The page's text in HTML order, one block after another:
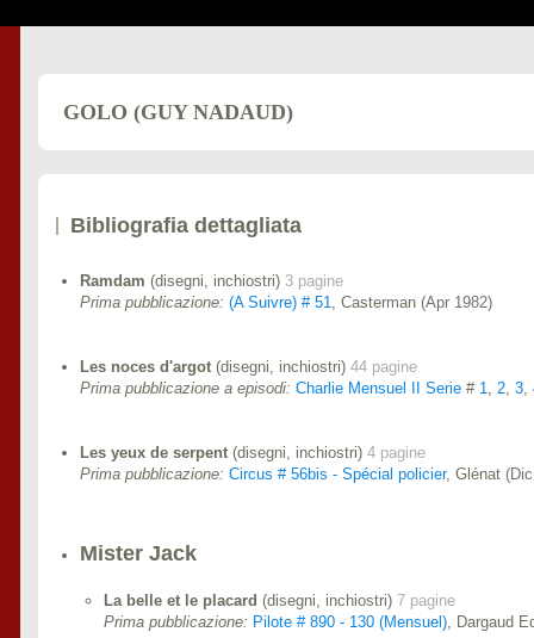
GOLO (GUY NADAUD)
Bibliografia dettagliata
Ramdam (disegni, inchiostri) 3 pagine
Prima pubblicazione:(A Suivre) # 51 , Casterman(Apr 1982)
Les noces d'argot (disegni, inchiostri)44 pagine
Prima pubblicazione a episodi:Charlie Mensuel II Serie # 1 2 ,3 ,
Les yeux de serpent (disegni, inchiostri)4 pagine
Prima pubblicazione:Circus # 56bis - Spécial policier, Glénat
Mister Jack
La belle et le placard (disegni, inchiostri)7 pagine
Prima pubblicazione: Pilote # 890 - 130 (Mensuel) , Dargaud